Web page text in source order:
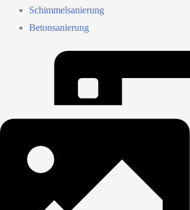
Schimmelsanierung
Betonsanierung